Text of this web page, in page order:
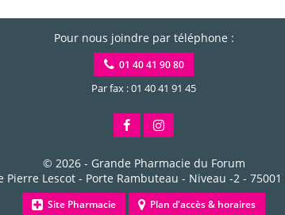
Pour nous joindre par téléphone :
01 40 41 90 80
Par fax : 01 40 41 91 45
© 2026 - Grande Pharmacie du Forum
Pierre Lescot - Porte Rambuteau - Niveau -2 - 75001
Site Pharmacie Plan d'accès & horaires